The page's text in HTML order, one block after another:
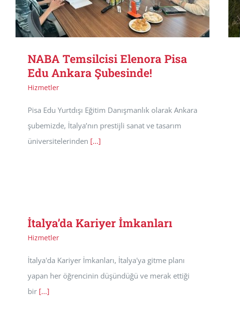
NABA Temsilcisi Elenora Pisa
Edu Ankara Şubesinde!
Hizmetler
Pisa Edu Yurtdışı Eğitim Danışmanlık olarak Ankara
şubemizde, İtalya’nın prestijli sanat ve tasarım
üniversitelerinden [...]
İtalya’da Kariyer İmkanları
Hizmetler
İtalya'da Kariyer İmkanları, İtalya'ya gitme planı
yapan her öğrencinin düşündüğü ve merak ettiği
bir [...]